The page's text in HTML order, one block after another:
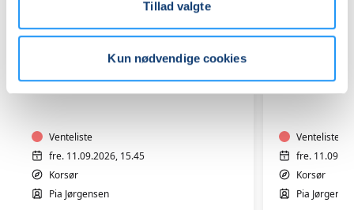
Tillad valgte
Kun nødvendige cookies
Motion
i
med
Pia
Jørgensen
i
Venteliste
fre. 11.09.2026, 15.45
Korsør
Pia Jørgensen
Motion
i
med
Pia
i
Venteliste
fre.
Korsør
Pia